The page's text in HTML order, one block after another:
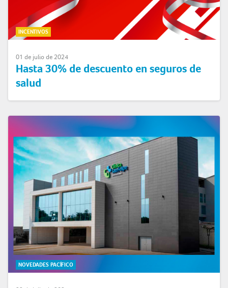
INCENTIVOS
01 de julio de 2024
Hasta 30% de descuento en seguros de
salud
NOVEDADES PACÍFICO